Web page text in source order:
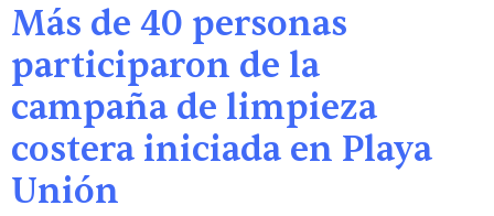
Más de 40 personas
participaron de la
campaña de limpieza
costera iniciada en Playa
Unión